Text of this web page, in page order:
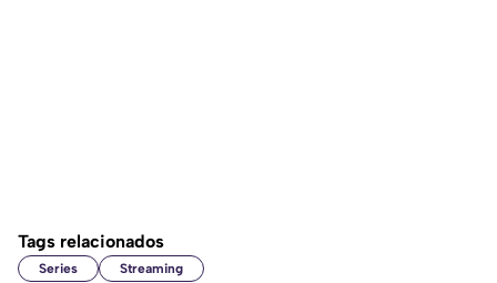
Tags relacionados
Series Streaming